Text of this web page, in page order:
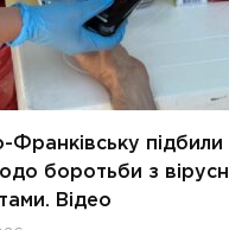
Франківську підбили
боротьби з
Відео